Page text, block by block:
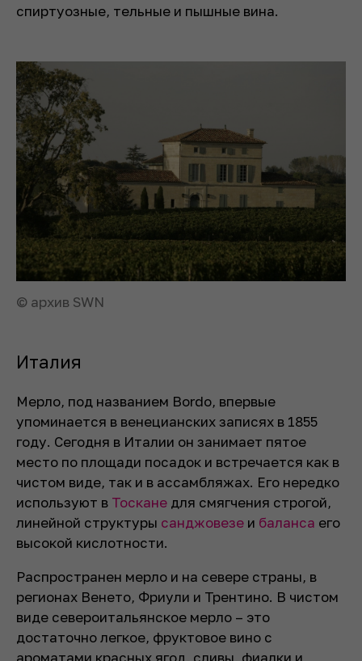
спиртуозные, тельные и пышные вина.
© архив SWN
Италия
Мерло, под названием Bordo, впервые
упоминается в венецианских записях в 1855
году. Сегодня в Италии он занимает пятое
место по площади посадок и встречается как в
чистом виде, так и в ассамбляжах. Его нередко
используют в Тоскане для смягчения строгой,
линейной структуры санджовезе и баланса его
высокой кислотности.
Распространен мерло и на севере страны, в
регионах Венето, Фриули и Трентино. В чистом
виде североитальянское мерло – это
достаточно легкое, фруктовое вино с
ароматами красных ягод, сливы, фиалки и